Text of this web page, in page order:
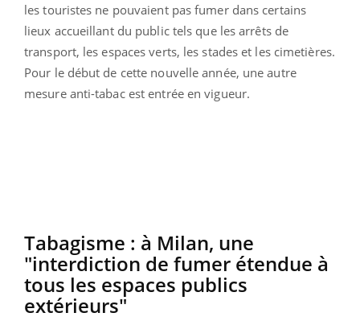
les touristes ne pouvaient pas fumer dans certains
lieux accueillant du public tels que les arrêts de
transport, les espaces verts, les stades et les cimetières.
Pour le début de cette nouvelle année, une autre
mesure anti-tabac est entrée en vigueur.
Tabagisme : à Milan, une
"interdiction de fumer étendue à
tous les espaces publics
extérieurs"